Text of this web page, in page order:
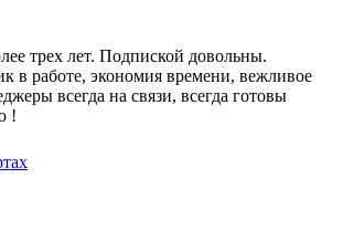
трех лет. Подпиской довольны.
работе, экономия времени, вежливое
всегда на связи, всегда готовы
!